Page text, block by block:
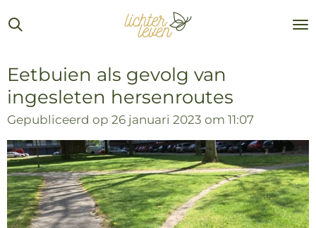
Ga
direct
de
hoofdinhoud
Eetbuien als gevolg van
ingesleten hersenroutes
Gepubliceerd op 26 januari 2023 om 11:07